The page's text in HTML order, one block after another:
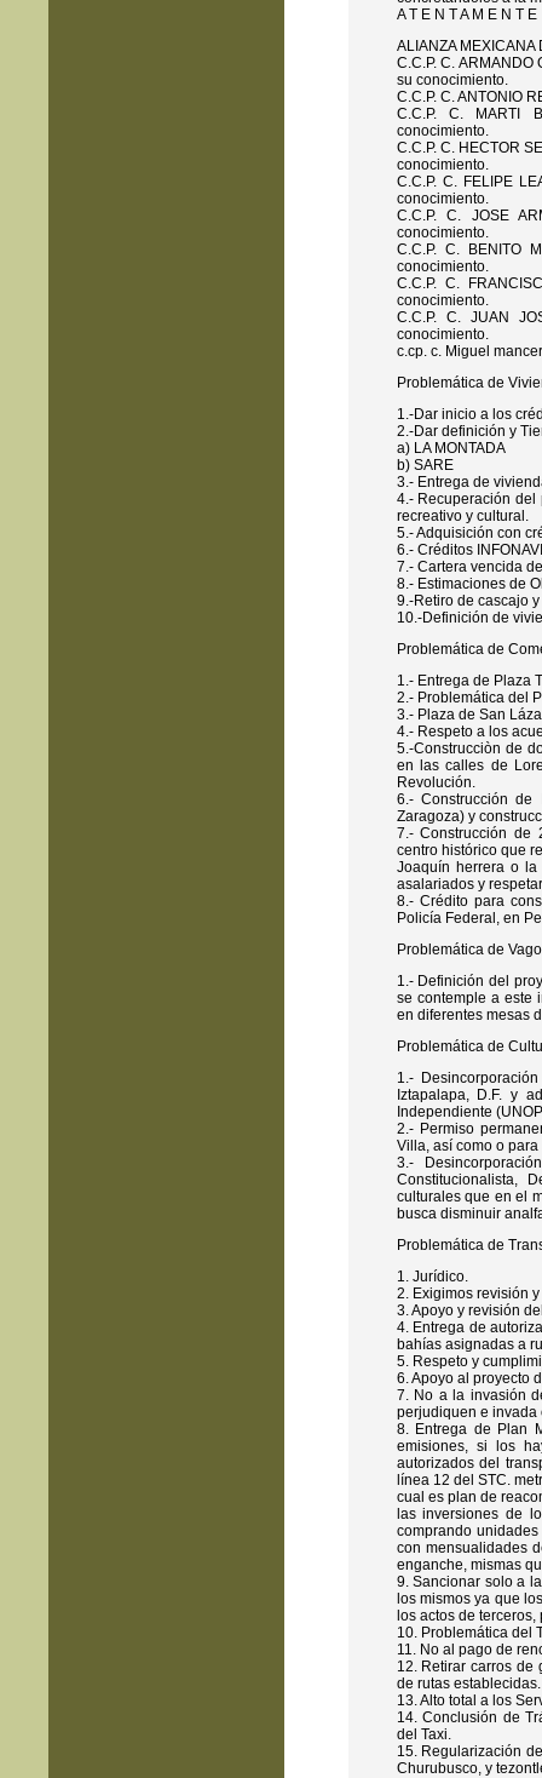
A T E N T A M E N T E
ALIANZA MEXICANA
C.C.P. C.
su conocimiento.
C.C.P. C. ANTONIO
C.C.P. C. MARTI
conocimiento.
C.C.P. C. HECTOR
conocimiento.
C.C.P. C. FELIPE
conocimiento.
C.C.P. C. JOSE
conocimiento.
C.C.P. C. BENITO
conocimiento.
C.C.P. C.
conocimiento.
C.C.P. C. JUAN
conocimiento.
c.cp. c. Miguel
Problemática de
1.-Dar inicio a los
2.-Dar definición y
a) LA MONTADA
b) SARE
3.- Entrega de
4.- Recuperación
recreativo y cultural.
5.- Adquisición con
6.- Créditos
7.- Cartera vencida
8.- Estimaciones de
9.-Retiro de cascajo
10.-Definición de
Problemática de
1.- Entrega de Plaza
2.- Problemática del
3.- Plaza de San
4.- Respeto a los
5.-Construcciòn de
en las calles de
Revolución.
6.- Construcción
Zaragoza) y
7.- Construcción de
centro histórico que
Joaquín herrera o la
asalariados y
8.- Crédito para
Policía Federal, en
Problemática de
1.- Definición del
se contemple a este
en diferentes mesas
Problemática de
1.-
Iztapalapa, D.F. y
Independiente
2.- Permiso
Villa, así como o
3.-
Constitucionalista,
culturales que en el
busca disminuir
Problemática de
1. Jurídico.
2. Exigimos revisión
3. Apoyo y revisión
4. Entrega de
bahías asignadas a
5. Respeto y
6. Apoyo al proyecto
7. No a la invasión
perjudiquen e invada
8. Entrega de Plan
emisiones, si los
autorizados del
línea 12 del STC.
cual es plan de
las inversiones de
comprando
con mensualidades
enganche, mismas
9. Sancionar solo a
los mismos ya que
los actos de
10. Problemática del
11. No al pago de
12. Retirar carros de
de rutas establecidas.
13. Alto total a los
14. Conclusión de
del Taxi.
15. Regularización
Churubusco, y